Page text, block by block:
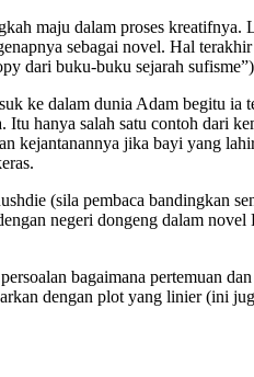
maju dalam proses kreatifnya.
sebagai novel. Hal
dari buku-buku sejarah
ke dalam dunia Adam begitu
hanya salah satu contoh dari
kejantanannya jika bayi yang
(sila pembaca bandingkan
negeri dongeng dalam
bagaimana pertemuan
dengan plot yang linier (ini